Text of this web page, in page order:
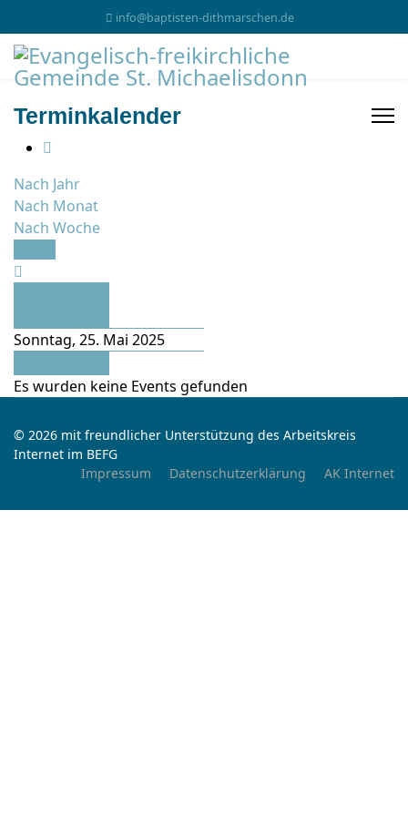
info@baptisten-dithmarschen.de
Terminkalender
Nach Jahr
Nach Monat
Nach Woche
Sonntag, 25. Mai 2025
Es wurden keine Events gefunden
© 2026 mit freundlicher Unterstützung des Arbeitskreis
Internet im BEFG
Impressum
Datenschutzerklärung AK Internet